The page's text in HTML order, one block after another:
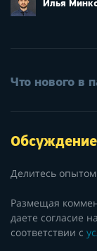
Илья
Что нового в
Делитесь
Размещая
даете согласие
соответствии с